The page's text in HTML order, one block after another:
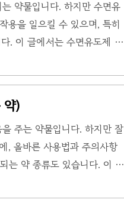
성을 유발하는 약물 및 화장
복용: 가려움증과..
약물입니다. 하지만 수면유
용을 일으킬 수 있으며, 특히
. 이 글에서는 수면유도제 과
복용 시 나타날 수 있는 증상
장 흔히 나타나는 증상은 잠
입니다. 이는 일상생활에 큰
행할 때 위험을 초래할 수 ..
약)
주는 약물입니다. 하지만 잘
, 올바른 사용법과 주의사항
는 약 종류도 있습니다. 이 글
바른 사용법수면유도제를 사